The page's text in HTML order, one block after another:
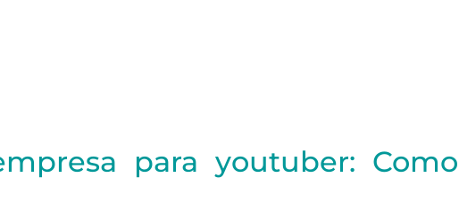
para youtuber: Como